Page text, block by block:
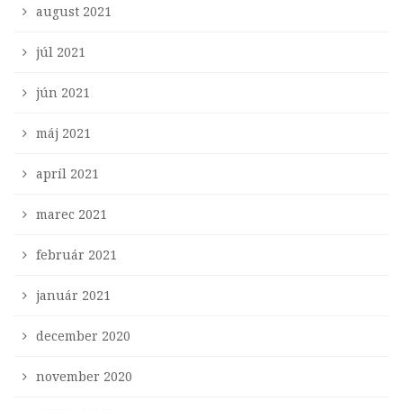
august 2021
júl 2021
jún 2021
máj 2021
apríl 2021
marec 2021
február 2021
január 2021
december 2020
november 2020